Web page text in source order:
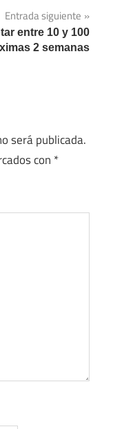
Entrada siguiente
entre 10 y 100
2 semanas
será publicada.
con *